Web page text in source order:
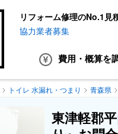
リフォーム修理のNo.1見
協力業者募集
費用・概算を
トイレ 水漏れ・つまり 青森県
東津軽郡